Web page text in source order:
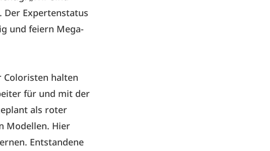
Der Expertenstatus
und feiern Mega-
Coloristen halten
für und mit der
als roter
Modellen. Hier
Entstandene